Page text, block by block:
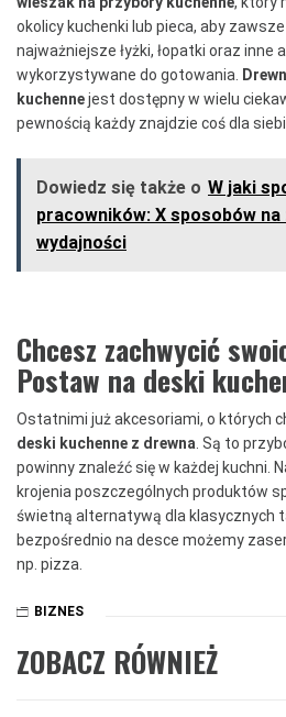
okolicy kuchenki lub pieca, aby
najważniejsze łyżki, łopatki oraz inne
wykorzystywane do gotowania.
kuchennejest dostępny w wielu
pewnością każdy znajdzie coś dla
Dowiedz się także o W jaki
pracowników: X sposobów
wydajności
Chcesz zachwycić
Postaw na deski
Ostatnimi już akcesoriami, o których
deski kuchenne z drewna . Są to
powinny znaleźć się w każdej kuchni.
krojenia poszczególnych produktów
świetną alternatywą dla klasycznych
bezpośrednio na desce możemy
np. pizza.
BIZNES
ZOBACZ RÓWNIEŻ